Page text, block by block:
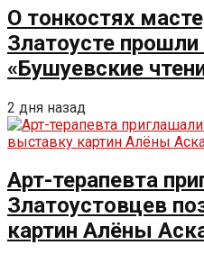
О тонкостях
Златоусте
«Бушуевские
2 дня назад
Арт-терапевта
Златоустовцев
картин Алёны